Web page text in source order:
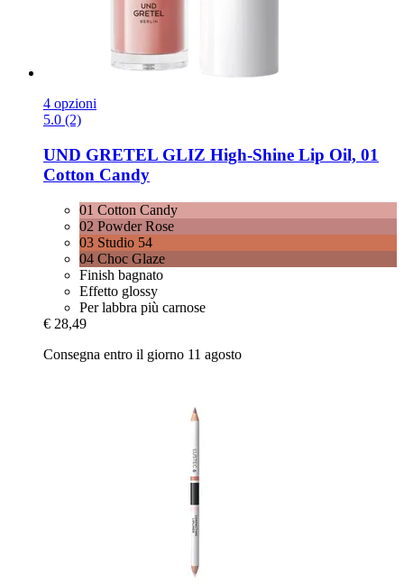
4 opzioni
5.0 (2)
UND GRETEL GLIZ High-​Shine Lip Oil, 01
Cotton Candy
01 Cotton Candy
02 Powder Rose
03 Studio 54
04 Choc Glaze
Finish bagnato
Effetto glossy
Per labbra più carnose
€ 28,49
Consegna entro il giorno 11 agosto